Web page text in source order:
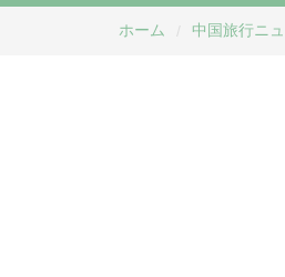
ホーム 中国旅行ニ